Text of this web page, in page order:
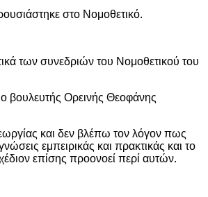
στο Νομοθετικό.
των συνεδριών του Νομοθετικού του
Ορεινής Θεοφάνης
και δεν βλέπω τον λόγον πως
εμπειρικάς και πρακτικάς και το
επίσης προονοεί περί αυτών.